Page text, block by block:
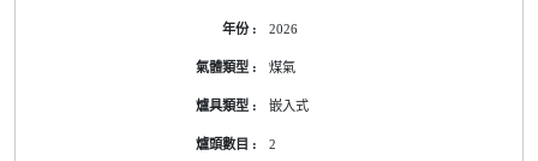
2026
煤氣
嵌入式
2